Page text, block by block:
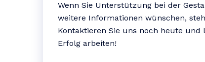
Wenn Sie Unterstützung bei der
weitere Informationen wünschen,
Kontaktieren Sie uns noch heute und
Erfolg arbeiten!